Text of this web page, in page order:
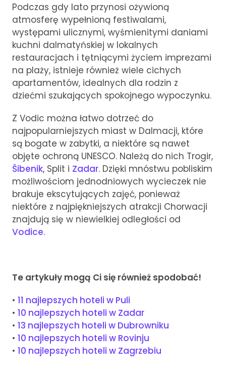
Podczas gdy lato przynosi ożywioną
atmosferę wypełnioną festiwalami,
występami ulicznymi, wyśmienitymi daniami
kuchni dalmatyńskiej w lokalnych
restauracjach i tętniącymi życiem imprezami
na plaży, istnieje również wiele cichych
apartamentów, idealnych dla rodzin z
dziećmi szukających spokojnego wypoczynku.
Z Vodic można łatwo dotrzeć do
najpopularniejszych miast w Dalmacji, które
są bogate w zabytki, a niektóre są nawet
objęte ochroną UNESCO. Należą do nich Trogir,
Šibenik, Split i Zadar. Dzięki mnóstwu pobliskim
możliwościom jednodniowych wycieczek nie
brakuje ekscytujących zajęć, ponieważ
niektóre z najpiękniejszych atrakcji Chorwacji
znajdują się w niewielkiej odległości od
Vodice.
Te artykuły mogą Ci się również spodobać!
• 11 najlepszych hoteli w Puli
• 10 najlepszych hoteli w Zadar
• 13 najlepszych hoteli w Dubrowniku
• 10 najlepszych hoteli w Rovinju
• 10 najlepszych hoteli w Zagrzebiu